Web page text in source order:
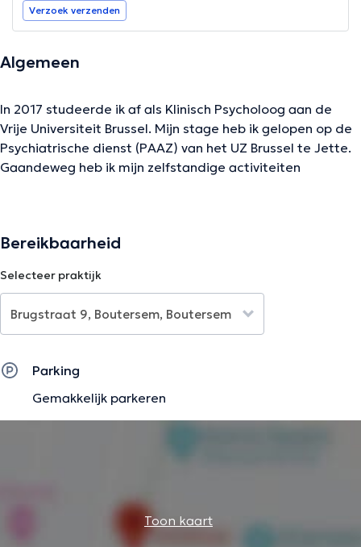
Verzoek verzenden
Algemeen
In 2017 studeerde ik af als Klinisch Psycholoog aan de
Vrije Universiteit Brussel. Mijn stage heb ik gelopen op de
Psychiatrische dienst (PAAZ) van het UZ Brussel te Jette.
Gaandeweg heb ik mijn zelfstandige activiteiten
ben ik uiterst gemotiveerd om me voor ieder individu ten
ik hoog in het vaandel. Mijn doel is om iedereen een
sommige casussen ook mogen zijn. Ik ben aangesloten bij
922117836. Tevens ben ik lid van de Belgische Federatie
van Psychologen (BFP) en de Vlaamse Vereniging van
Klinisch Psychologen (VVKP).
Bereikbaarheid
Selecteer praktijk
Parking
Gemakkelijk parkeren
Toon kaart